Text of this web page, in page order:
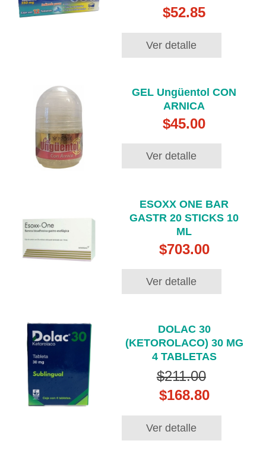
$52.85
Ver detalle
GEL Ungüentol CON
ARNICA
$45.00
Ver detalle
ESOXX ONE BAR
GASTR 20 STICKS 10
ML
$703.00
Ver detalle
DOLAC 30
(KETOROLACO) 30 MG
4 TABLETAS
$211.00
$168.80
Ver detalle